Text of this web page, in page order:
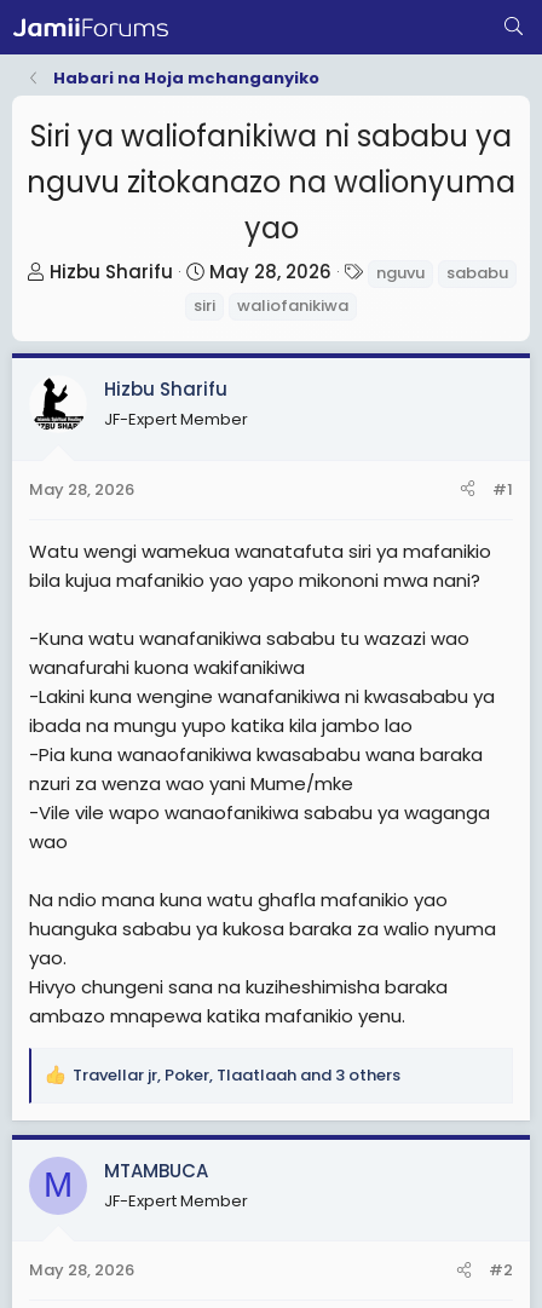
Habari na Hoja mchanganyiko
Siri ya waliofanikiwa ni sababu ya
nguvu zitokanazo na walionyuma
yao
T
e
a
d
a
t
e
Hizbu Sharifu
S
t
r
t
d
May 28, 2026
s
nguvu
sababu
siri
waliofanikiwa
Hizbu Sharifu
JF-Expert Member
May 28, 2026 #1
Watu wengi wamekua wanatafuta siri ya mafanikio
bila kujua mafanikio yao yapo mikononi mwa nani?
-Kuna watu wanafanikiwa sababu tu wazazi wao
wanafurahi kuona wakifanikiwa
-Lakini kuna wengine wanafanikiwa ni kwasababu ya
ibada na mungu yupo katika kila jambo lao
-Pia kuna wanaofanikiwa kwasababu wana baraka
nzuri za wenza wao yani Mume/mke
-Vile vile wapo wanaofanikiwa sababu ya waganga
wao
Na ndio mana kuna watu ghafla mafanikio yao
huanguka sababu ya kukosa baraka za walio nyuma
yao.
Hivyo chungeni sana na kuziheshimisha baraka
ambazo mnapewa katika mafanikio yenu.
R
a
c
t
s
Travellar jr, Poker, Tlaatlaah and 3 others
M MTAMBUCA
JF-Expert Member
May 28, 2026 #2